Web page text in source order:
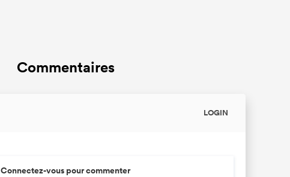
Commentaires
LOGIN
Connectez-vous pour commenter